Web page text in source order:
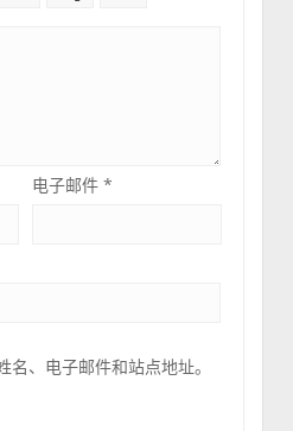
电子邮件*
、电子邮件和站点地址。